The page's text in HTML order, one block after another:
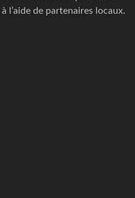
l’aide de partenaires locaux.